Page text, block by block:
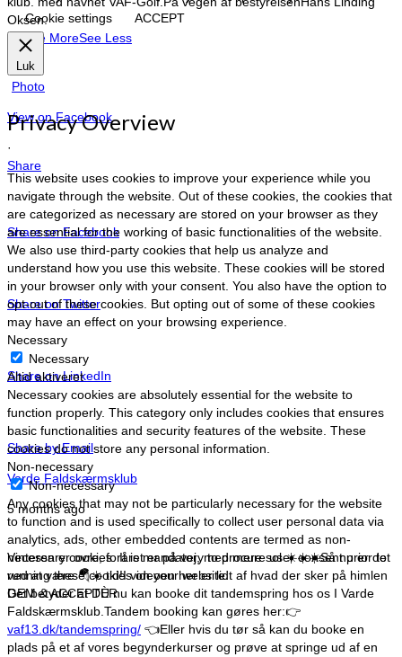
Oksen.
… See MoreSee Less
Photo
View on Facebook
·
Share
Share on Facebook
Share on Twitter
Share on LinkedIn
Share by Email
Varde Faldskærmsklub
5 months ago
Vinteren er ovre, foråret er på vej, med mere sol ☀️☀️☀️Så nu er det
ved at være 🪂☀️ tid!I videoen her er lidt af hvad der sker på himlen
Det betyder at DU nu kan booke dit tandemspring hos os I Varde
Faldskærmsklub. Tandem booking kan gøres her:👉
vaf13.dk/tandemspring/ 👈Eller hvis du tør så kan du booke en
plads på et af vores begynderkurser og prøve at springe ud af en
Cookie settings
ACCEPT
Luk
Privacy Overview
This website uses cookies to improve your experience while you
navigate through the website. Out of these cookies, the cookies that
are categorized as necessary are stored on your browser as they
are essential for the working of basic functionalities of the website.
We also use third-party cookies that help us analyze and
understand how you use this website. These cookies will be stored
in your browser only with your consent. You also have the option to
opt-out of these cookies. But opting out of some of these cookies
may have an effect on your browsing experience.
Necessary
Necessary
Altid aktiveret
Necessary cookies are absolutely essential for the website to
function properly. This category only includes cookies that ensures
basic functionalities and security features of the website. These
cookies do not store any personal information.
Non-necessary
Non-necessary
Any cookies that may not be particularly necessary for the website
to function and is used specifically to collect user personal data via
analytics, ads, other embedded contents are termed as non-
necessary cookies. It is mandatory to procure user consent prior to
running these cookies on your website.
GEM & ACCEPTÈR